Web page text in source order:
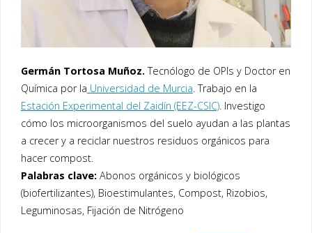
Germán Tortosa Muñoz.Tecnólogo de OPIs y Doctor en
Química por la Universidad de Murcia. Trabajo en la
Estación Experimental del Zaidín (EEZ-CSIC). Investigo
cómo los microorganismos del suelo ayudan a las plantas
a crecer y a reciclar nuestros residuos orgánicos para
hacer compost.
Palabras clave:Abonos orgánicos y biológicos
(biofertilizantes), Bioestimulantes, Compost, Rizobios,
Leguminosas, Fijación de Nitrógeno